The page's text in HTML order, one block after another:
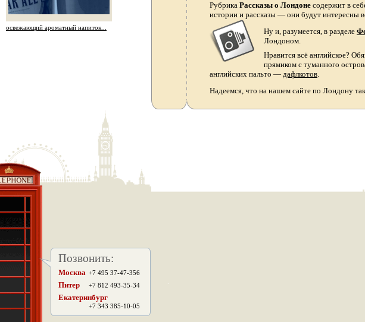
освежающий ароматный напиток...
Рубрика Рассказы о Лондоне содержит в
истории и рассказы — они будут интересны
Ну и, разумеется, в разделе
Лондоном.
Нравится всё английское?
прямиком с туманного
английских пальто — дафлкотов.
Надеемся, что на нашем сайте по Лондону
Позвонить:
Москва +7 495 37-47-356
Питер +7 812 493-35-34
Екатеринбург
+7 343 385-10-05